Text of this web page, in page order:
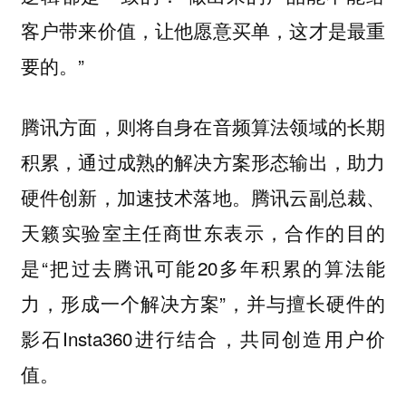
客户带来价值，让他愿意买单，这才是最重
要的。”
腾讯方面，则将自身在音频算法领域的长期
积累，通过成熟的解决方案形态输出，助力
硬件创新，加速技术落地。腾讯云副总裁、
天籁实验室主任商世东表示，合作的目的
是“把过去腾讯可能20多年积累的算法能
力，形成一个解决方案”，并与擅长硬件的
影石Insta360进行结合，共同创造用户价
值。